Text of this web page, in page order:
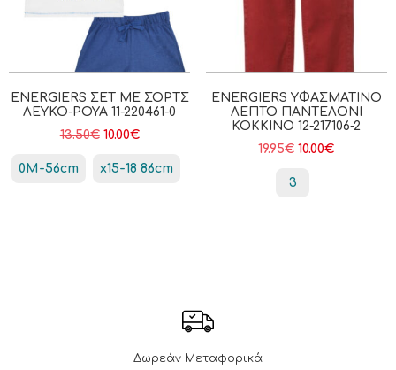
ENERGIERS ΣΕΤ ΜΕ ΣΟΡΤΣ
ΛΕΥΚΌ-ΡΟΥΑ 11-220461-0
13.50€ 10.00€
0Μ-56cm x15-18 86cm
ENERGIERS ΥΦΑΣΜΆΤΙΝΟ
ΛΕΠΤΌ ΠΑΝΤΕΛΌΝΙ
ΚΟΚΚΙΝΟ 12-217106-2
19.95€ 10.00€
3
Δωρεάν Μεταφορικά